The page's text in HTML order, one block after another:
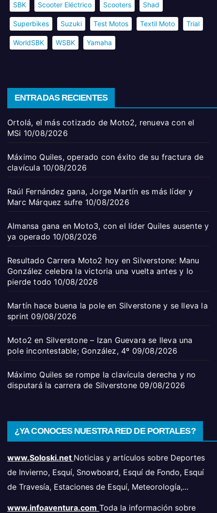
SBK Scooter Eléctrico Scooters Shad
Superbikes Suzuki Test Motos Textil Moto Trial
WorldSBK WSBK Yamaha
ENTRADAS RECIENTES
Ortolá, el más cotizado de Moto2, renueva con el
MSi 10/08/2026
Máximo Quiles, operado con éxito de su fractura de
clavícula 10/08/2026
Raúl Fernández gana, Jorge Martín es más líder y
Marc Márquez sufre 10/08/2026
Almansa gana en Moto3, con el líder Quiles ausente y
ya operado 10/08/2026
Resultado Carrera Moto2 hoy en Silverstone: Manu
González celebra la victoria una vuelta antes y lo
pierde todo 10/08/2026
Martín hace buena la pole en Silverstone y se lleva la
sprint 09/08/2026
Moto2 en Silverstone – Izan Guevara se lleva una
pole incontestable; González, 4º 09/08/2026
Máximo Quiles se rompe la clavícula derecha y no
disputará la carrera de Silverstone 09/08/2026
¿YA CONOCES NUESTRA RED DE PORTALES?
www.Soloski.net Noticias y artículos sobre Deportes
de Invierno, Esquí, Snowboard, Esquí de Fondo, Esquí
de Travesía, Estaciones de Esquí, Meteorología,...
www.infoaventura.com Toda la información sobre